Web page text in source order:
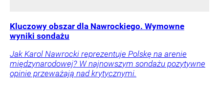
Kluczowy obszar dla Nawrockiego. Wymowne
wyniki sondażu
Jak Karol Nawrocki reprezentuje Polskę na arenie
międzynarodowej? W najnowszym sondażu pozytywne
opinie przeważają nad krytycznymi.